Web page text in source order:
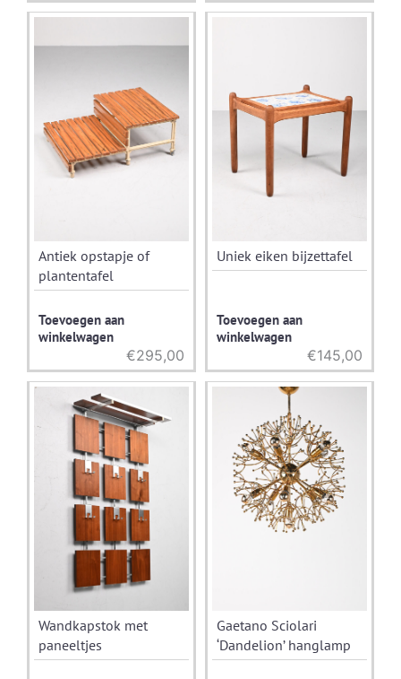
Antiek opstapje of
plantentafel
Toevoegen aan
winkelwagen
€295,00
Uniek eiken bijzettafel
Toevoegen aan
winkelwagen
€145,00
Wandkapstok met
paneeltjes
Gaetano Sciolari
‘Dandelion’ hanglamp